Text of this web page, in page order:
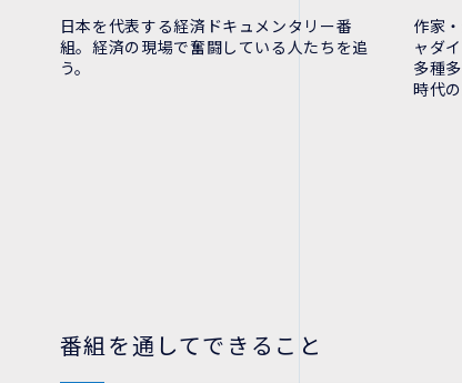
日本を代表する経済ドキュメンタリー番
組。経済の現場で奮闘している人たちを追
う。
作家
ャダ
多種
時代
番組を通してできること